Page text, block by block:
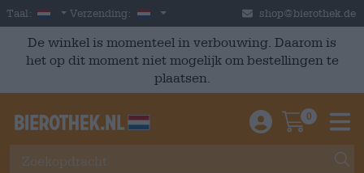
Skip to main content
Taal: Dutch
Verzending: Nederland shop@bierothek.de
De winkel is momenteel in verbouwing. Daarom is
het op dit moment niet mogelijk om bestellingen te
plaatsen.
Einloggen /
0